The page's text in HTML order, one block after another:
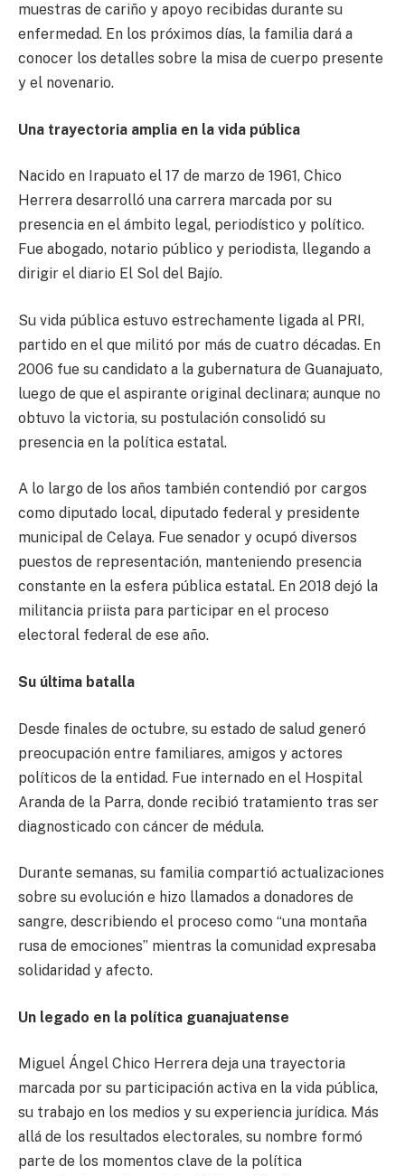
muestras de cariño y apoyo recibidas durante su
enfermedad. En los próximos días, la familia dará a
conocer los detalles sobre la misa de cuerpo presente
y el novenario.
Una trayectoria amplia en la vida pública
Nacido en Irapuato el 17 de marzo de 1961, Chico
Herrera desarrolló una carrera marcada por su
presencia en el ámbito legal, periodístico y político.
Fue abogado, notario público y periodista, llegando a
dirigir el diario El Sol del Bajío.
Su vida pública estuvo estrechamente ligada al PRI,
partido en el que militó por más de cuatro décadas. En
2006 fue su candidato a la gubernatura de Guanajuato,
luego de que el aspirante original declinara; aunque no
obtuvo la victoria, su postulación consolidó su
presencia en la política estatal.
A lo largo de los años también contendió por cargos
como diputado local, diputado federal y presidente
municipal de Celaya. Fue senador y ocupó diversos
puestos de representación, manteniendo presencia
constante en la esfera pública estatal. En 2018 dejó la
militancia priista para participar en el proceso
electoral federal de ese año.
Su última batalla
Desde finales de octubre, su estado de salud generó
preocupación entre familiares, amigos y actores
políticos de la entidad. Fue internado en el Hospital
Aranda de la Parra, donde recibió tratamiento tras ser
diagnosticado con cáncer de médula.
Durante semanas, su familia compartió actualizaciones
sobre su evolución e hizo llamados a donadores de
sangre, describiendo el proceso como “una montaña
rusa de emociones” mientras la comunidad expresaba
solidaridad y afecto.
Un legado en la política guanajuatense
Miguel Ángel Chico Herrera deja una trayectoria
marcada por su participación activa en la vida pública,
su trabajo en los medios y su experiencia jurídica. Más
allá de los resultados electorales, su nombre formó
parte de los momentos clave de la política